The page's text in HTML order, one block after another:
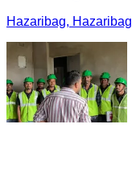
Hazaribag,